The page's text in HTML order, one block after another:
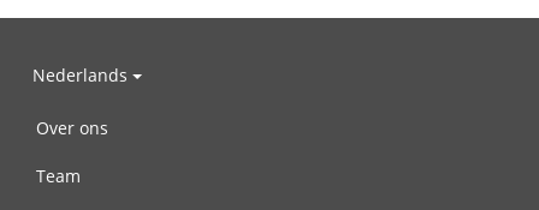
Nederlands
Over ons
Team